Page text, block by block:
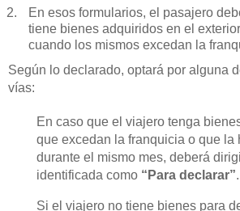
En esos formularios, el pasajero
tiene bienes adquiridos en el
cuando los mismos excedan la
Según lo declarado, optará por alguna
vías:
En caso que el viajero tenga
que excedan la franquicia o que la
durante el mismo mes, deberá
identificada como “Para declarar”.
Si el viajero no tiene bienes para